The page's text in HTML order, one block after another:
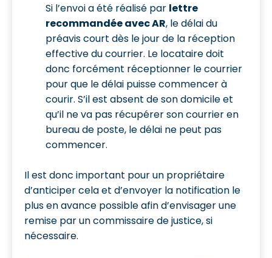
Si l’envoi a été réalisé par lettre
recommandée avec AR, le délai du
préavis court dès le jour de la réception
effective du courrier. Le locataire doit
donc forcément réceptionner le courrier
pour que le délai puisse commencer à
courir. S’il est absent de son domicile et
qu’il ne va pas récupérer son courrier en
bureau de poste, le délai ne peut pas
commencer.
Il est donc important pour un propriétaire
d’anticiper cela et d’envoyer la notification le
plus en avance possible afin d’envisager une
remise par un commissaire de justice, si
nécessaire.